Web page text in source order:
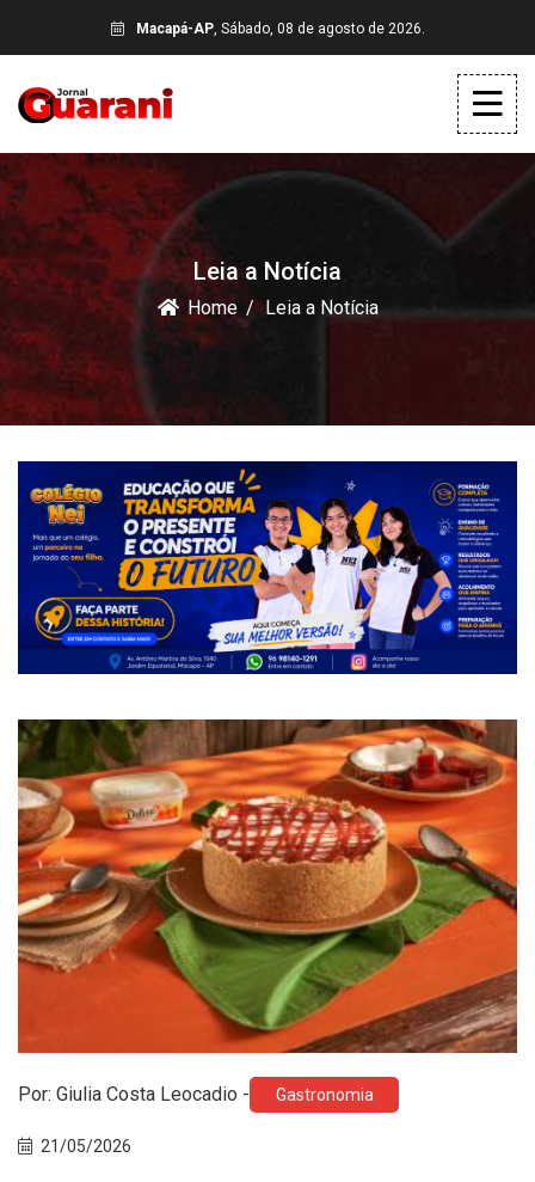
Macapá-AP, Sábado, 08 de agosto de 2026.
Leia a Notícia
Home Leia a Notícia
Por: Giulia Costa Leocadio - Gastronomia
21/05/2026